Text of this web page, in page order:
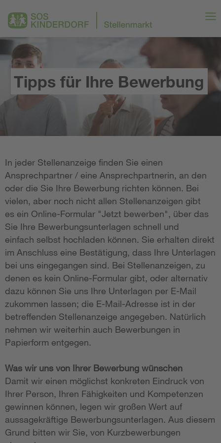
Tipps für Ihre Bewerbung
In jeder Stellenanzeige finden Sie einen
Ansprechpartner / eine Ansprechpartnerin, an den
oder die Sie Ihre Bewerbung richten können. Bei
vielen, aber noch nicht allen Stellenanzeigen gibt
es ein Online-Formular "Jetzt bewerben", über das
Sie Ihre Bewerbungsunterlagen schnell und
einfach selbst hochladen können. Sie erhalten direkt
im Anschluss eine Bestätigung, dass Ihre Unterlagen
bei uns eingegangen sind. Bei Stellenanzeigen, zu
denen es kein Online-Formular gibt, oder alternativ
dazu können Sie uns Ihre Unterlagen per E-Mail
zukommen lassen; die E-Mail-Adresse ist in der
betreffenden Stellenanzeige angegeben. Natürlich
nehmen wir weiterhin auch Bewerbungen in
Papierform entgegen.
Was wir uns von Ihrer Bewerbung wünschen
Damit wir einen möglichst konkreten Eindruck von
Ihrer Person, Ihren Fähigkeiten und Kompetenzen
gewinnen können, legen wir großen Wert auf
aussagekräftige Bewerbungsunterlagen. Aus diesem
Grund bitten wir Sie, von Kurzbewerbungen